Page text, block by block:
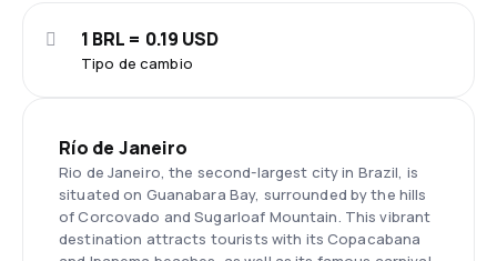
Tipo de cambio
1 BRL = 0.19 USD
Río de Janeiro
Rio de Janeiro, the second-largest city in Brazil, is
situated on Guanabara Bay, surrounded by the hills
of Corcovado and Sugarloaf Mountain. This vibrant
destination attracts tourists with its Copacabana